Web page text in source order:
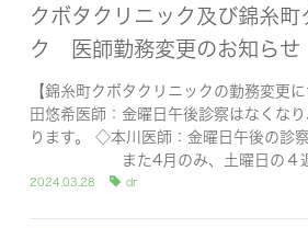
クボタクリニック及び錦糸町
ク 医師勤務変更のお知らせ
【錦糸町クボタクリニックの勤務変更
田悠希医師：金曜日午後診察はなくな
ります。 ◇本川医師：金曜日午後の診
また4月のみ、土曜日の４週
2024.03.28 dr